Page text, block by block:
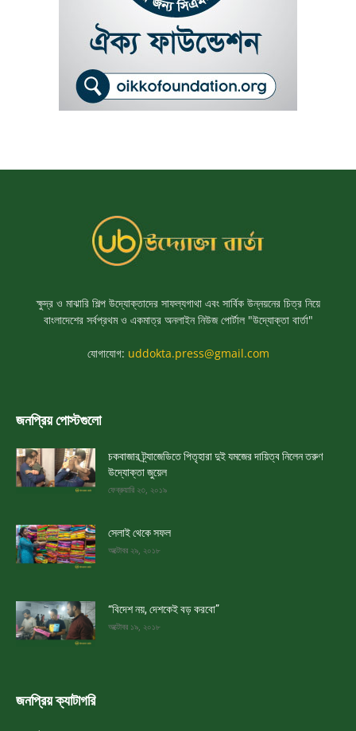
ক্ষুদ্র ও মাঝারি শিল্প উদ্যোক্তাদের সাফল্যগাথা এবং সার্বিক উন্নয়নের চিত্র নিয়ে
বাংলাদেশের সর্বপ্রথম ও একমাত্র অনলাইন নিউজ পোর্টাল "উদ্যোক্তা বার্তা"
যোগাযোগ: uddokta.press@gmail.com
জনপ্রিয় পোস্টগুলো
চকবাজার ট্র্যাজেডিতে পিতৃহারা দুই যমজের দায়িত্ব নিলেন তরুণ
উদ্যোক্তা জুয়েল
ফেব্রুয়ারি ২৩, ২০১৯
সেলাই থেকে সফল
অক্টোবর ২৯, ২০১৮
“বিদেশ নয়, দেশকেই বড় করবো”
অক্টোবর ১৯, ২০১৮
জনপ্রিয় ক্যাটাগরি